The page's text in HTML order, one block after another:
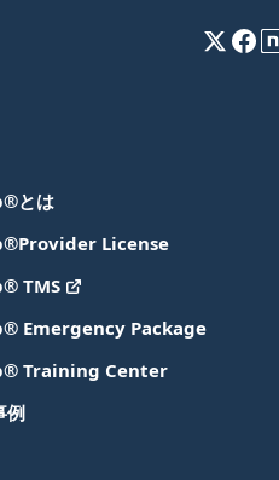
とは
License
TMS
Emergency Package
Training Center
例